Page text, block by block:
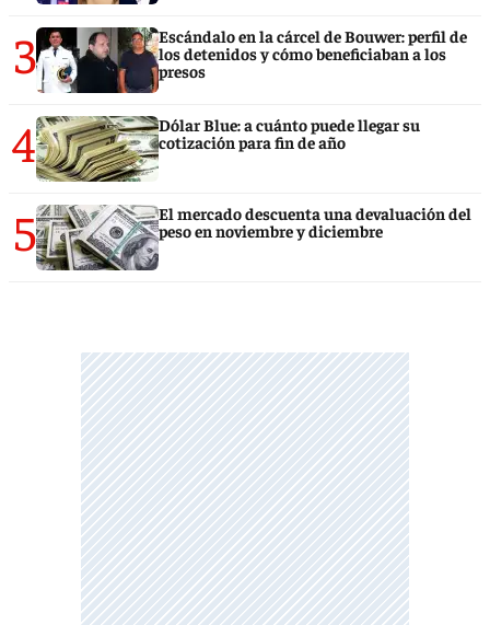
3
Escándalo en la cárcel de Bouwer: perfil de
los detenidos y cómo beneficiaban a los
presos
4
Dólar Blue: a cuánto puede llegar su
cotización para fin de año
5
El mercado descuenta una devaluación del
peso en noviembre y diciembre